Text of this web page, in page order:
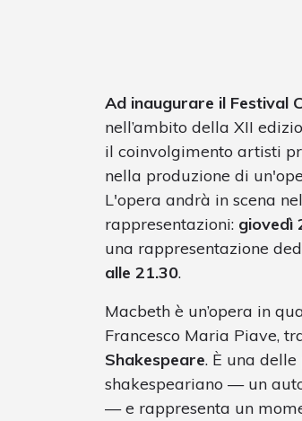
Ad inaugurare il Festival
nell’ambito della XII
il coinvolgimento artisti
nella produzione di
L'opera andrà in scena
rappresentazioni: giovedì
una rappresentazione
alle 21.30.
Macbeth è un’opera in
Francesco Maria Piave,
Shakespeare. È una
shakespeariano — un
— e rappresenta un